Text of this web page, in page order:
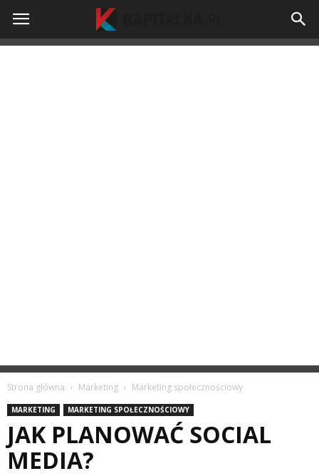
kapitalka.pl
Strona główna Marketing Marketing społecznościowy
MARKETING MARKETING SPOŁECZNOŚCIOWY
JAK PLANOWAĆ SOCIAL
MEDIA?